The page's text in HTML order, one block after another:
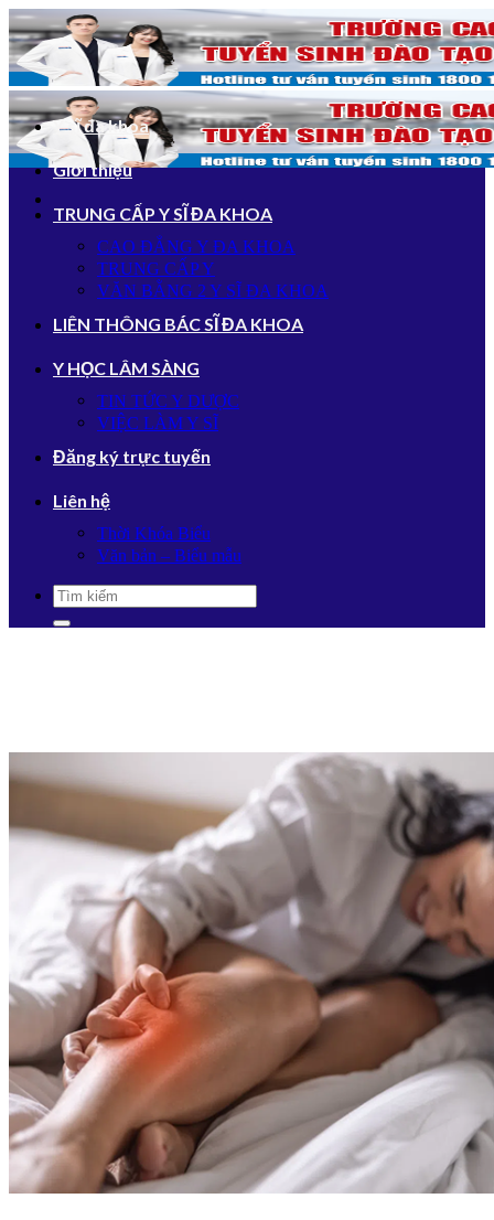
Bỏ
qua
nội
dung
Y sĩ đa khoa
Giới thiệu
TRUNG CẤP Y SĨ ĐA KHOA
CAO ĐẲNG Y ĐA KHOA
TRUNG CẤP Y
VĂN BẰNG 2 Y SĨ ĐA KHOA
LIÊN THÔNG BÁC SĨ ĐA KHOA
Y HỌC LÂM SÀNG
TIN TỨC Y DƯỢC
VIỆC LÀM Y SĨ
Đăng ký trực tuyến
Liên hệ
Thời Khóa Biểu
Văn bản – Biểu mẫu